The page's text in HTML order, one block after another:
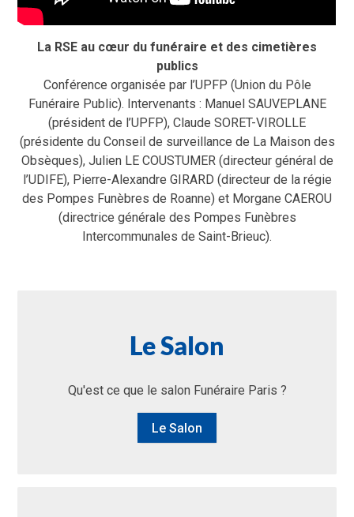
La RSE au cœur du funéraire et des cimetières
publics
Conférence organisée par l’UPFP (Union du Pôle
Funéraire Public). Intervenants : Manuel SAUVEPLANE
(président de l’UPFP), Claude SORET-VIROLLE
(présidente du Conseil de surveillance de La Maison des
Obsèques), Julien LE COUSTUMER (directeur général de
l’UDIFE), Pierre-Alexandre GIRARD (directeur de la régie
des Pompes Funèbres de Roanne) et Morgane CAEROU
(directrice générale des Pompes Funèbres
Intercommunales de Saint-Brieuc).
Le Salon
Qu'est ce que le salon Funéraire Paris ?
Le Salon